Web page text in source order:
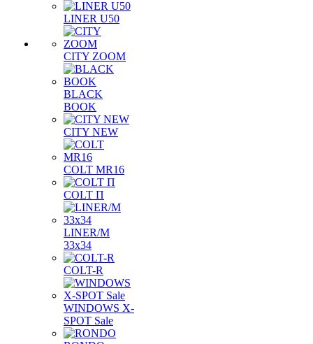
LINER U50
CITY ZOOM
BLACK
BOOK
CITY NEW
COLT MR16
COLT П
LINER/М
33х34
COLT-R
WINDOWS X-
SPOT Sale